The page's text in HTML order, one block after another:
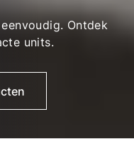
Ontdek
units.